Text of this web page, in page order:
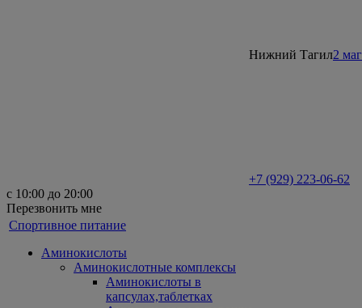
Нижний Тагил2
+7 (929) 223-06-62
с 10:00 до 20:00
Перезвонить мне
Спортивное питание
Аминокислоты
Аминокислотные комплексы
Аминокислоты в
капсулах,таблетках